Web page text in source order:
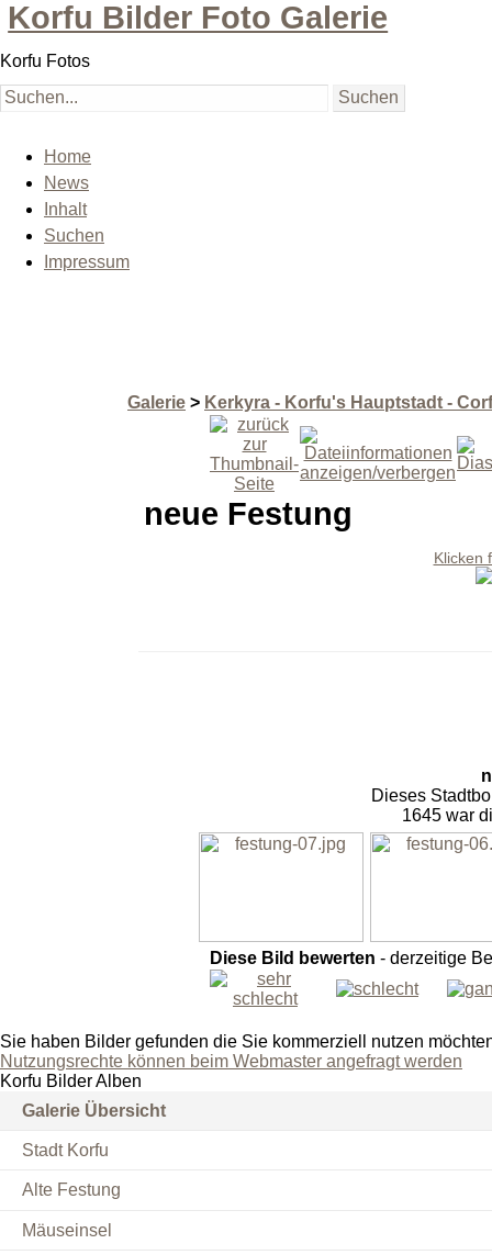
Korfu Bilder Foto Galerie
Korfu Fotos
Home
News
Inhalt
Suchen
Impressum
Galerie > Kerkyra - Korfu's Hauptstadt -
neue Festung
Klicken
Dieses
1645 war
Diese Bild bewerten - derzeitige
Sie haben Bilder gefunden die Sie kommerziell nutzen
Nutzungsrechte können beim Webmaster angefragt werden
Korfu Bilder Alben
Galerie Übersicht
Stadt Korfu
Alte Festung
Mäuseinsel